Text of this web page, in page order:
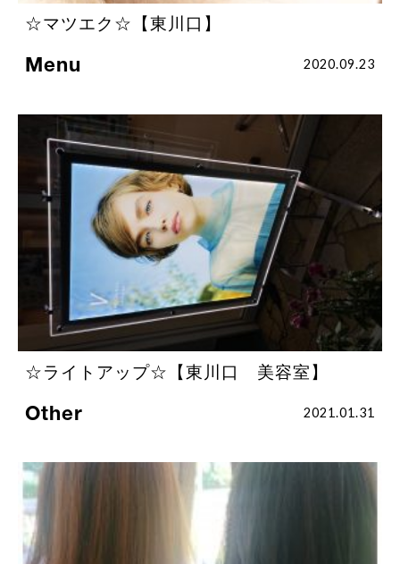
☆マツエク☆【東川口】
Menu 2020.09.23
☆ライトアップ☆【東川口 美容室】
Other 2021.01.31